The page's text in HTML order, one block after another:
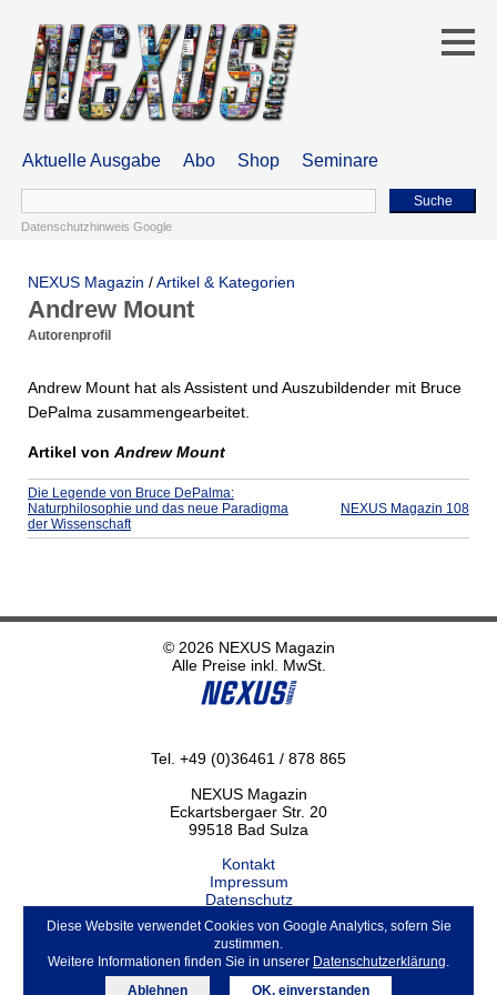
Aktuelle Ausgabe Abo Shop Seminare
Suche
Datenschutzhinweis Google
NEXUS Magazin /Artikel & Kategorien
Andrew Mount
Autorenprofil
Andrew Mount hat als Assistent und Auszubildender mit Bruce
DePalma zusammengearbeitet.
Artikel von Andrew Mount
Die Legende von Bruce DePalma:
Naturphilosophie und das neue Paradigma
der Wissenschaft
NEXUS Magazin 108
© 2026 NEXUS Magazin
Alle Preise inkl. MwSt.
Tel. +49 (0)36461 / 878 865
NEXUS Magazin
Eckartsbergaer Str. 20
99518 Bad Sulza
Kontakt
Impressum
Datenschutz
Haftungsausschluss
ABO kündigen
Diese Website verwendet Cookies von Google Analytics, sofern Sie
zustimmen.
Weitere Informationen finden Sie in unserer Datenschutzerklärung.
Ablehnen
OK, einverstanden